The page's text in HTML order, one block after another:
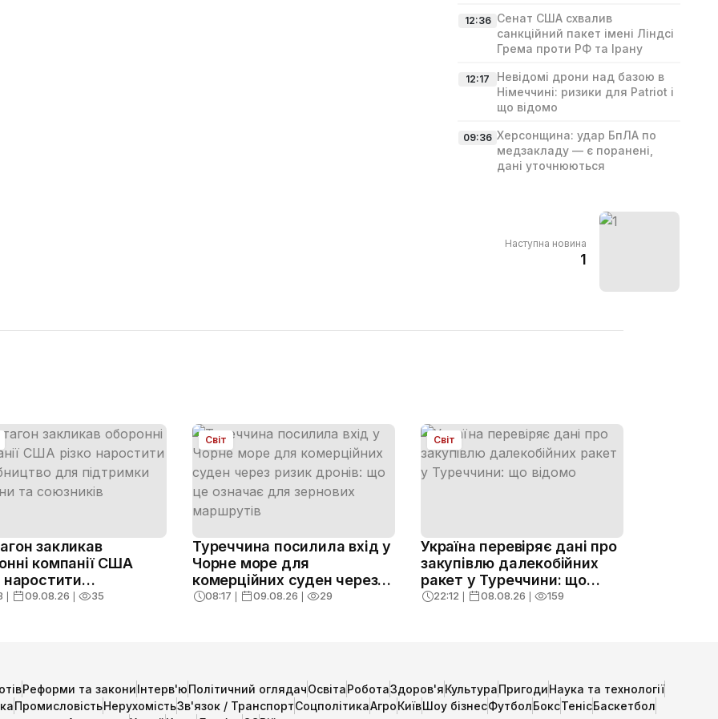
12:36 Сенат США схвалив
санкційний пакет імені Ліндсі
Гремa проти РФ та Ірану
12:17
Невідомі дрони над базою в
Німеччині: ризики для Patriot і
що відомо
09:36 Херсонщина: удар БпЛА по
медзакладу — є поранені,
дані уточнюються
Наступна новина
1
закликав
компанії США
наростити
для
❘ 09.08.26 ❘ 35
Світ
Туреччина посилила вхід у
Чорне море для
комерційних суден через
ризик дронів: що це
08:17 ❘ 09.08.26 ❘ 29
Світ
Україна перевіряє дані про
закупівлю далекобійних
ракет у Туреччини: що
відомо
22:12 ❘ 08.08.26 ❘ 159
Реформи та закониІнтерв'юПолітичний оглядачОсвітаРоботаЗдоров'яКультураПригодиНаука та технології
ПромисловістьНерухомістьЗв'язок / ТранспортСоцполітикаАгроКиївШоу бізнесФутболБоксТенісБаскетбол